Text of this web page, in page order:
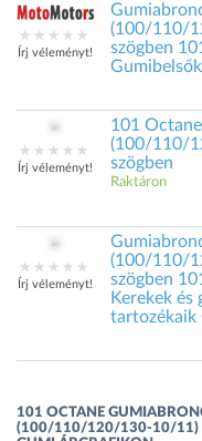
Írj véleményt!
(100/110/
szögben
Gumibelsők
Írj véleményt!
101
(100/110/
szögben
Raktáron
Írj véleményt!
(100/110/
szögben
Kerekek
tartozékaik
101 OCTANE
(100/110/120/130-10/11)